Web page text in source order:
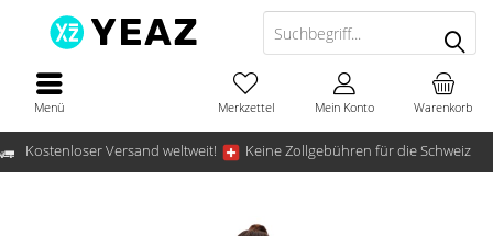
Kostenloser Versand weltweit! Keine Zollgebühren für die Schweiz
Menü Warenkorb
Merkzettel Mein Konto